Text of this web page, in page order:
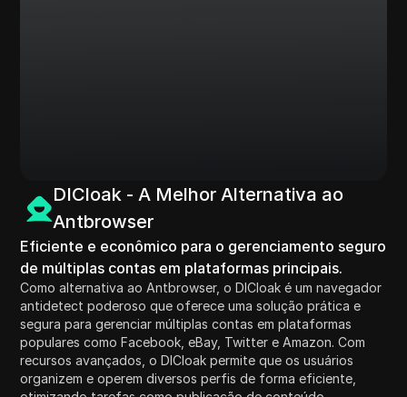
DICloak - A Melhor Alternativa ao
Antbrowser
Eficiente e econômico para o gerenciamento seguro
de múltiplas contas em plataformas principais.
Como alternativa ao Antbrowser, o DICloak é um navegador
antidetect poderoso que oferece uma solução prática e
segura para gerenciar múltiplas contas em plataformas
populares como Facebook, eBay, Twitter e Amazon. Com
recursos avançados, o DICloak permite que os usuários
organizem e operem diversos perfis de forma eficiente,